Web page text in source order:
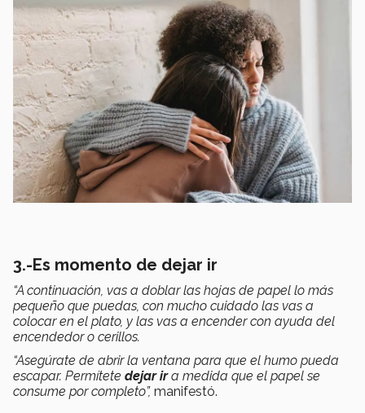
3.-Es momento de dejar ir
“A continuación, vas a doblar las hojas de papel lo más
pequeño que puedas, con mucho cuidado las vas a
colocar en el plato, y las vas a encender con ayuda del
encendedor o cerillos.
“Asegúrate de abrir la ventana para que el humo pueda
escapar. Permítete dejar ira medida que el papel se
consume por completo”, manifestó.